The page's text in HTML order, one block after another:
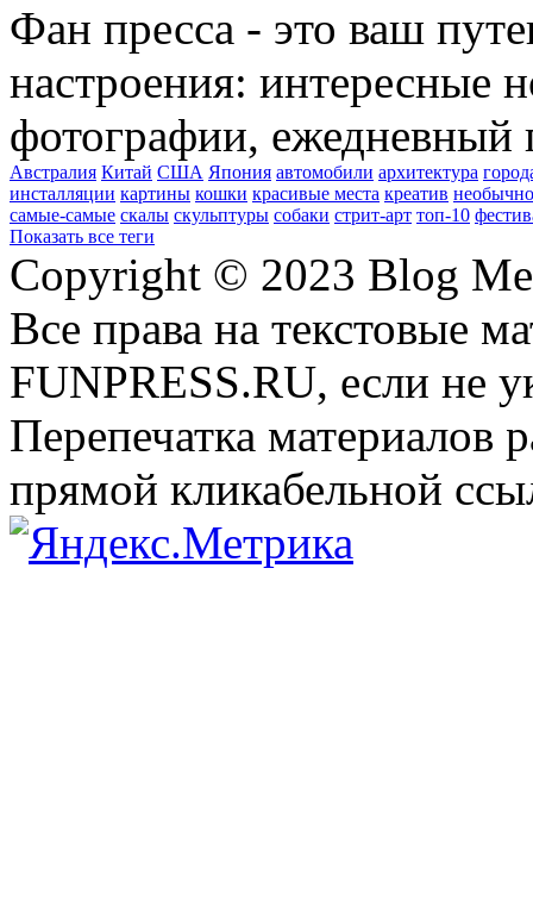
Фан пресса - это ваш
настроения: интересные
фотографии, ежедневный
Австралия Китай США Япония автомобили архитектура
инсталляции картины кошки красивые места креатив
самые-самые скалы скульптуры собаки стрит-арт топ-10
Показать все теги
Copyright © 2023 Blog
Все права на текстовые
FUNPRESS.RU, если не
Перепечатка материалов
прямой кликабельной